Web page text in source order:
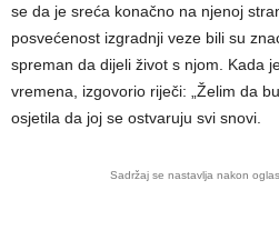
se da je sreća konačno na njenoj
posvećenost izgradnji veze bili su
spreman da dijeli život s njom. Kada
vremena, izgovorio riječi: „Želim da
osjetila da joj se ostvaruju svi snovi.
Sadržaj se nastavlja nakon